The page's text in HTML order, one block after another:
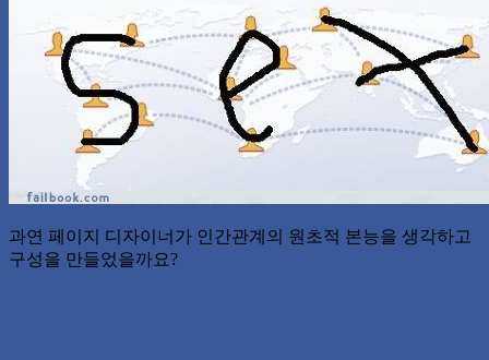
과연 페이지 디자이너가 인간관계의 원초적 본능을 생각하고
구성을 만들었을까요?